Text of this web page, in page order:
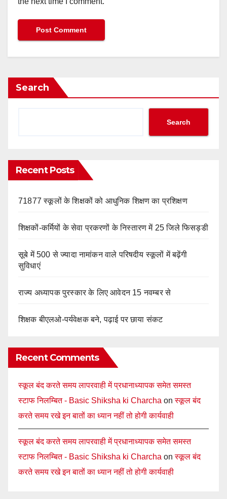
Search
Search
Recent Posts
71877 स्कूलों के शिक्षकों को आधुनिक शिक्षण का प्रशिक्षण
शिक्षकों-कर्मियों के सेवा प्रकरणों के निस्तारण में 25 जिले फिसड्डी
सूबे में 500 से ज्यादा नामांकन वाले परिषदीय स्कूलों में बढ़ेंगी
सुविधाएं
राज्य अध्यापक पुरस्कार के लिए आवेदन 15 नवम्बर से
शिक्षक बीएलओ-पर्यवेक्षक बने, पढ़ाई पर छाया संकट
Recent Comments
स्कूल बंद करते समय लापरवाही में प्रधानाध्यापक समेत समस्त
स्टाफ निलम्बित - Basic Shiksha ki Charcha onस्कूल बंद
करते समय रखे इन बातों का ध्यान नहीं तो होगी कार्यवाही
स्कूल बंद करते समय लापरवाही में प्रधानाध्यापक समेत समस्त
स्टाफ निलम्बित - Basic Shiksha ki Charcha onस्कूल बंद
करते समय रखे इन बातों का ध्यान नहीं तो होगी कार्यवाही